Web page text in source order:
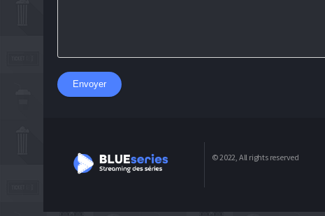
Envoyer
© 2022, All rights reserved